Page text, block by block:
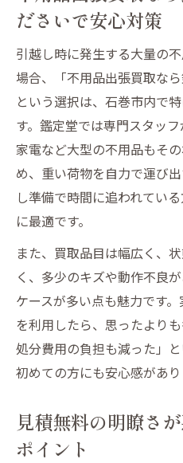
ださいで安心対策
引越し時に発生する大量の
場合、「不用品出張買取な
という選択は、石巻市内で
す。鑑定堂では専門スタッ
家電など大型の不用品もそ
め、重い荷物を自力で運び
し準備で時間に追われてい
に最適です。
また、買取品目は幅広く、
く、多少のキズや動作不良
ケースが多い点も魅力です
を利用したら、思ったより
処分費用の負担も減った」
初めての方にも安心感があり
見積無料の明瞭さ
ポイント